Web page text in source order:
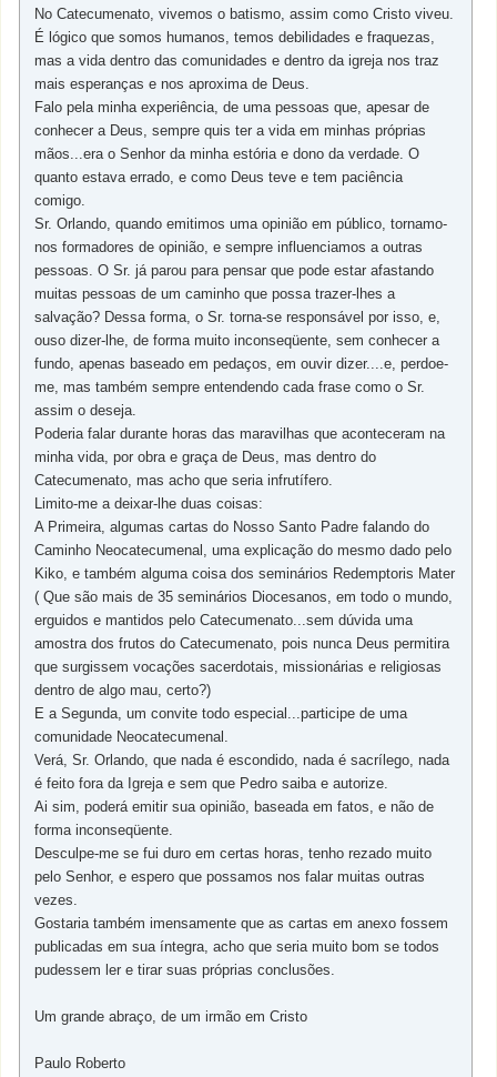
No Catecumenato, vivemos o batismo, assim como Cristo viveu.
É lógico que somos humanos, temos debilidades e fraquezas,
mas a vida dentro das comunidades e dentro da igreja nos traz
mais esperanças e nos aproxima de Deus.
Falo pela minha experiência, de uma pessoas que, apesar de
conhecer a Deus, sempre quis ter a vida em minhas próprias
mãos...era o Senhor da minha estória e dono da verdade. O
quanto estava errado, e como Deus teve e tem paciência
comigo.
Sr. Orlando, quando emitimos uma opinião em público, tornamo-
nos formadores de opinião, e sempre influenciamos a outras
pessoas. O Sr. já parou para pensar que pode estar afastando
muitas pessoas de um caminho que possa trazer-lhes a
salvação? Dessa forma, o Sr. torna-se responsável por isso, e,
ouso dizer-lhe, de forma muito inconseqüente, sem conhecer a
fundo, apenas baseado em pedaços, em ouvir dizer....e, perdoe-
me, mas também sempre entendendo cada frase como o Sr.
assim o deseja.
Poderia falar durante horas das maravilhas que aconteceram na
minha vida, por obra e graça de Deus, mas dentro do
Catecumenato, mas acho que seria infrutífero.
Limito-me a deixar-lhe duas coisas:
A Primeira, algumas cartas do Nosso Santo Padre falando do
Caminho Neocatecumenal, uma explicação do mesmo dado pelo
Kiko, e também alguma coisa dos seminários Redemptoris Mater
( Que são mais de 35 seminários Diocesanos, em todo o mundo,
erguidos e mantidos pelo Catecumenato...sem dúvida uma
amostra dos frutos do Catecumenato, pois nunca Deus permitira
que surgissem vocações sacerdotais, missionárias e religiosas
dentro de algo mau, certo?)
E a Segunda, um convite todo especial...participe de uma
comunidade Neocatecumenal.
Verá, Sr. Orlando, que nada é escondido, nada é sacrílego, nada
é feito fora da Igreja e sem que Pedro saiba e autorize.
Ai sim, poderá emitir sua opinião, baseada em fatos, e não de
forma inconseqüente.
Desculpe-me se fui duro em certas horas, tenho rezado muito
pelo Senhor, e espero que possamos nos falar muitas outras
vezes.
Gostaria também imensamente que as cartas em anexo fossem
publicadas em sua íntegra, acho que seria muito bom se todos
pudessem ler e tirar suas próprias conclusões.
Um grande abraço, de um irmão em Cristo
Paulo Roberto